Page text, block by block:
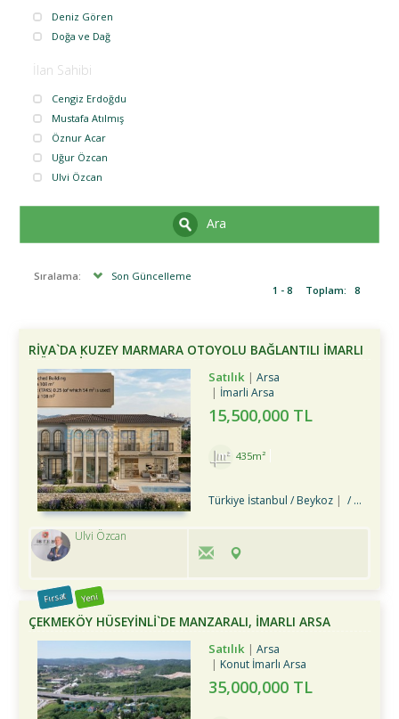
Deniz Gören
Doğa ve Dağ
İlan Sahibi
Cengiz Erdoğdu
Mustafa Atılmış
Öznur Acar
Uğur Özcan
Ulvi Özcan
Ara
Sıralama:
Son Güncelleme
1 - 8
Toplam: 8
RIVA`DA KUZEY MARMARA OTOYOLU BAĞLANTILI İMARLI
MÜSTAKIL ARSA
Satılık
Arsa
İmarli Arsa
15,500,000 TL
435m²
Türkiye İstanbul / Beykoz / Riva Köyü
Ulvi Özcan
Fırsat Yeni
ÇEKMEKÖY HÜSEYINLI`DE MANZARALI, İMARLI ARSA
Satılık
Arsa
Konut İmarlı Arsa
35,000,000 TL